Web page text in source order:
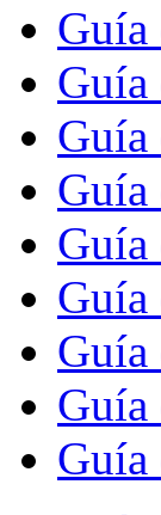
Guía
Guía
Guía
Guía
Guía
Guía
Guía
Guía
Guía